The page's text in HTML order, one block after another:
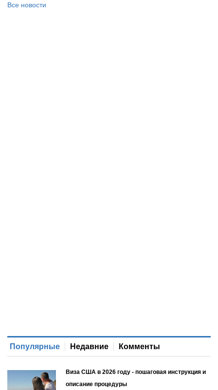
Все новости
Популярные Недавние Комменты
Виза США в 2026 году - пошаговая инструкция и
описание процедуры